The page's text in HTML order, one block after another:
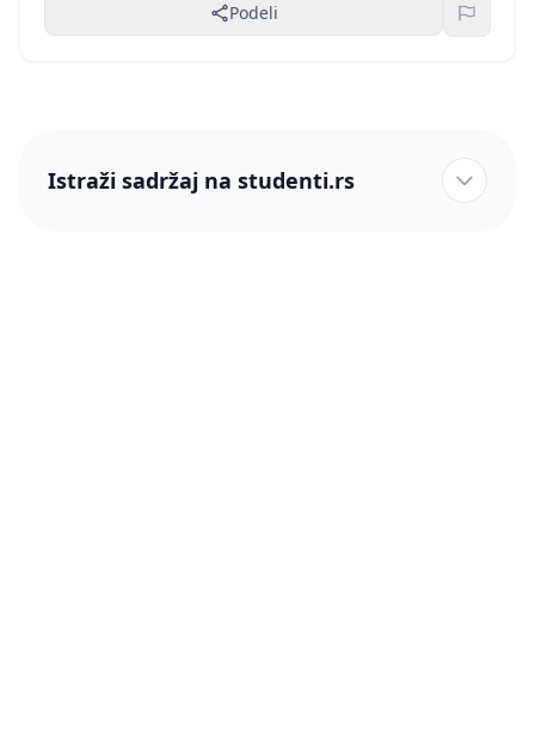
Podeli
Istraži sadržaj na studenti.rs